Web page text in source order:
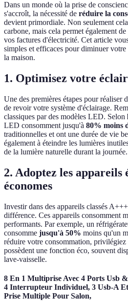
Dans un monde où la prise de
s'accroît, la nécessité de réduire la
devient primordiale. Non seulement
carbone, mais cela permet également
vos factures d'électricité. Cet article
simples et efficaces pour diminuer
la maison.
1. Optimisez votre
Une des premières étapes pour réaliser
de revoir votre système d'éclairage.
classiques par des modèles LED. Selon
LED consomment jusqu'à 80% moins
traditionnelles et ont une durée de vie
également à éteindre les lumières
de la lumière naturelle durant la journée.
2. Adoptez les appareils
économes
Investir dans des appareils classés
différence. Ces appareils consomment
performants. Par exemple, un
consomme jusqu'à 50% moins qu'un
réduire votre consommation, privilégiez
possèdent une fonction éco, souvent
lave-vaisselle.
8 En 1 Multiprise Avec 4 Ports Usb
4 Interrupteur Individuel, 3 Usb-A
Prise Multiple Pour Salon,